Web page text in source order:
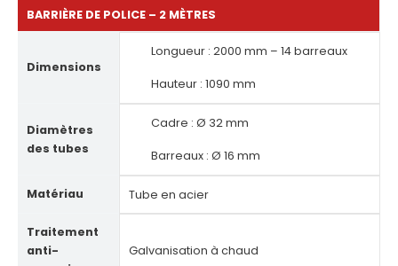
BARRIÈRE DE POLICE – 2 MÈTRES
Dimensions
Longueur : 2000 mm – 14 barreaux
Hauteur : 1090 mm
Diamètres
des tubes
Cadre : Ø 32 mm
Barreaux : Ø 16 mm
Matériau Tube en acier
Traitement
anti-
Galvanisation à chaud